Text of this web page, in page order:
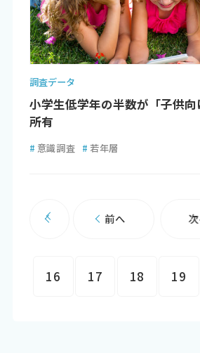
調査データ
小学生低学年の半数が「子供
所有
# 意識調査 # 若年層
前へ
16 17 18 19